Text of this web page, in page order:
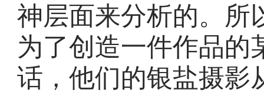
神层面来分析的。所
为了创造一件作品的
话，他们的银盐摄影